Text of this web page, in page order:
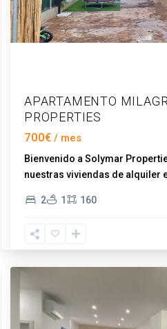
APARTAMENTO
PROPERTIES
700€
Bienvenido a Solymar
nuestras viviendas de alquiler
2 1 160
Caleta
Vélez-
Vélez-
Málaga